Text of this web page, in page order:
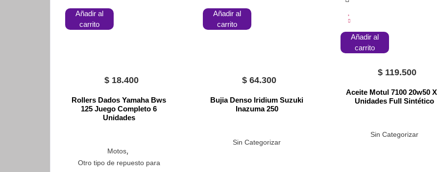
Añadir al
carrito
Añadir al
carrito
Añadir al
carrito
$18.400
Rollers Dados Yamaha Bws
125 Juego Completo 6
Unidades
Motos,
Otro tipo de repuesto para
$ 64.300
Bujia Denso Iridium Suzuki
Inazuma 250
Sin Categorizar
$119.500
Aceite Motul 7100 20w50 X
Unidades Full Sintético
Sin Categorizar